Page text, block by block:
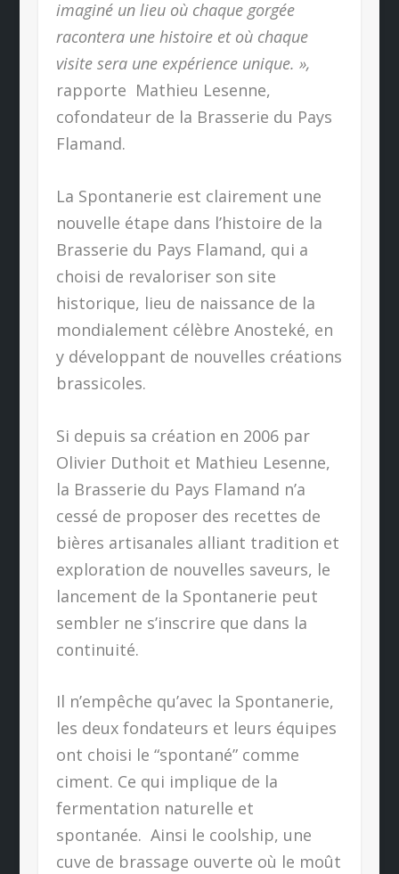
imaginé un lieu où chaque gorgée
racontera une histoire et où chaque
visite sera une expérience unique. »,
rapporte Mathieu Lesenne,
cofondateur de la Brasserie du Pays
Flamand.
La Spontanerie est clairement une
nouvelle étape dans l’histoire de la
Brasserie du Pays Flamand, qui a
choisi de revaloriser son site
historique, lieu de naissance de la
mondialement célèbre Anosteké, en
y développant de nouvelles créations
brassicoles.
Si depuis sa création en 2006 par
Olivier Duthoit et Mathieu Lesenne,
la Brasserie du Pays Flamand n’a
cessé de proposer des recettes de
bières artisanales alliant tradition et
exploration de nouvelles saveurs, le
lancement de la Spontanerie peut
sembler ne s’inscrire que dans la
continuité.
Il n’empêche qu’avec la Spontanerie,
les deux fondateurs et leurs équipes
ont choisi le “spontané” comme
ciment. Ce qui implique de la
fermentation naturelle et
spontanée. Ainsi le coolship, une
cuve de brassage ouverte où le moût